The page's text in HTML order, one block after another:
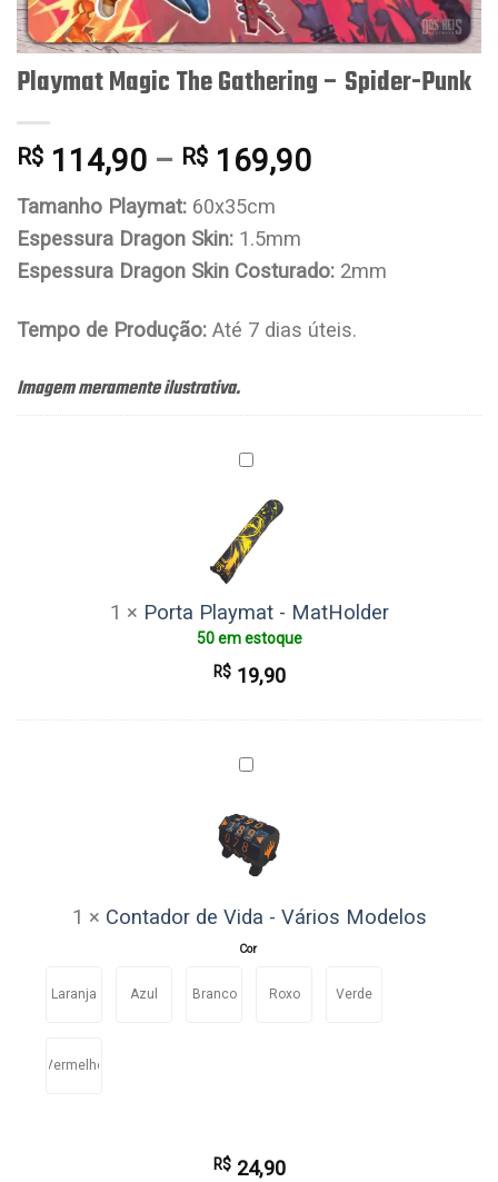
Playmat Magic The Gathering – Spider-Punk
R$ 114,90 – R$ 169,90
Tamanho Playmat: 60x35cm
Espessura Dragon Skin: 1.5mm
Espessura Dragon Skin Costurado: 2mm
Tempo de Produção: Até 7 dias úteis.
Imagem meramente ilustrativa.
Porta
MatHolder
1 × Porta Playmat - MatHolder
50 em estoque
R$19,90
Contador
Vida
-
Vários
Modelos
1 × Contador de Vida - Vários Modelos
Cor
Laranja Azul Branco Roxo Verde
Vermelho
R$24,90